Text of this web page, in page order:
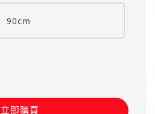
90cm
立即購買